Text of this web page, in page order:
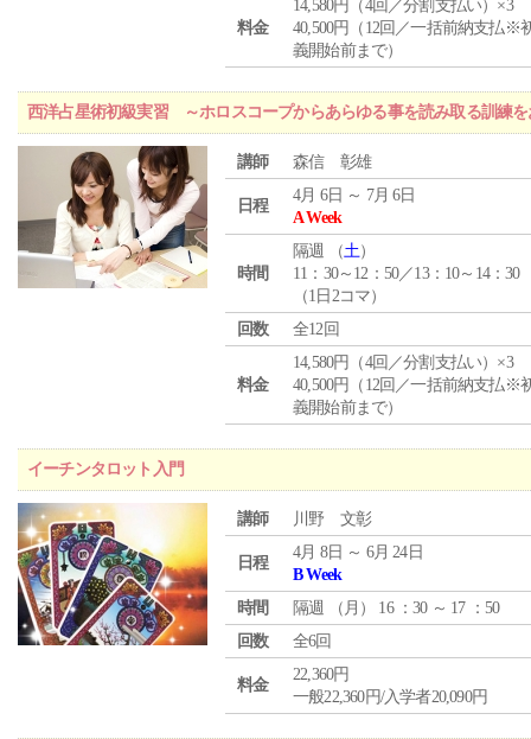
料金
14,580円（4回／分割支払い）×3
40,500円（12回／一括前納支払※
義開始前まで）
西洋占星術初級実習 ～ホロスコープからあらゆる事を読み取る訓練を
講師 森信 彰雄
日程
4月 6日 ～ 7月 6日
A Week
時間
隔週 （土）
11：30～12：50／13：10～14：30
（1日2コマ）
回数
全12回
料金
14,580円（4回／分割支払い）×3
40,500円（12回／一括前納支払※
義開始前まで）
イーチンタロット入門
講師 川野 文彰
日程
4月 8日 ～ 6月 24日
B Week
時間
隔週 （ 月 ） 16 ：30 ～ 17 ：50
回数
全6回
料金
22,360円
一般22,360円/入学者20,090円